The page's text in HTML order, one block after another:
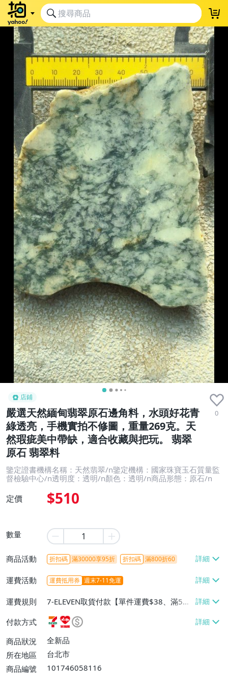
店鋪
嚴選天然緬甸翡翠原石邊角料，水頭好花青
綠透亮，手機實拍不修圖，重量269克。天
然瑕疵美中帶缺，適合收藏與把玩。 翡翠
原石 翡翠料
0
鑒定證書機構名稱：天然翡翠/n鑒定機構：國家珠寶玉石質量監
督檢驗中心/n透明度：透明/n顏色：透明/n商品形態：原石/n
定價 $510
數量
商品活動 折扣碼 滿30000享95折 折扣碼 滿800折60
運費活動 運費抵用券 週末7-11免運
運費規則
7-ELEVEN取貨付款【單件運費$38、滿5件
或消費滿$1298免運費】、7-ELEVEN取貨
不付款【免運費】、萊爾富取貨付款【單件
運費$60、滿5件或消費滿$1298免運
費】、宅配/貨運【單件運費$120、滿5件
付款方式
商品狀況
全新品
所在地區
台北市
商品編號
101746058116